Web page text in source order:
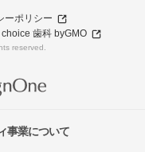
ーポリシー
choice 歯科 byGMO
reserved.
事業について